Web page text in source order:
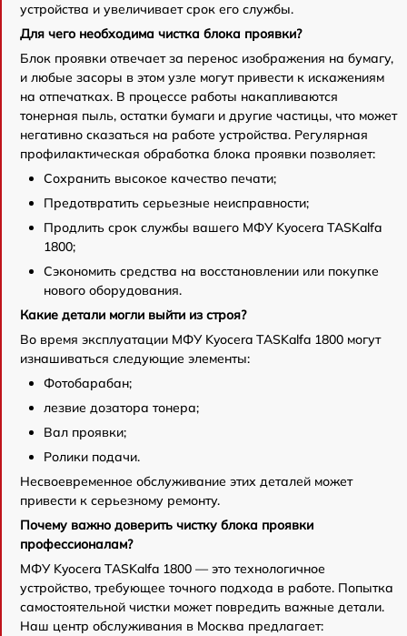
устройства и увеличивает срок его службы.
Для чего необходима чистка блока проявки?
Блок проявки отвечает за перенос изображения на бумагу,
и любые засоры в этом узле могут привести к искажениям
на отпечатках. В процессе работы накапливаются
тонерная пыль, остатки бумаги и другие частицы, что может
негативно сказаться на работе устройства. Регулярная
профилактическая обработка блока проявки позволяет:
Сохранить высокое качество печати;
Предотвратить серьезные неисправности;
Продлить срок службы вашего МФУ Kyocera TASKalfa
1800;
Сэкономить средства на восстановлении или покупке
нового оборудования.
Какие детали могли выйти из строя?
Во время эксплуатации МФУ Kyocera TASKalfa 1800 могут
изнашиваться следующие элементы:
Фотобарабан;
лезвие дозатора тонера;
Вал проявки;
Ролики подачи.
Несвоевременное обслуживание этих деталей может
привести к серьезному ремонту.
Почему важно доверить чистку блока проявки
профессионалам?
МФУ Kyocera TASKalfa 1800 — это технологичное
устройство, требующее точного подхода в работе. Попытка
самостоятельной чистки может повредить важные детали.
Наш центр обслуживания в Москва предлагает: